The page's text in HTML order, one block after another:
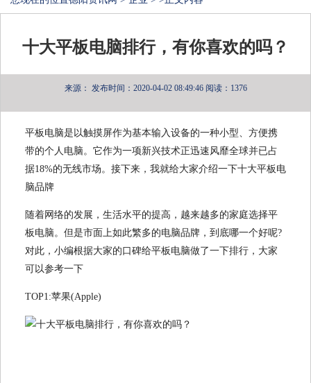
十大平板电脑排行，有你喜欢的吗？
来源： 发布时间：2020-04-02 08:49:46 阅读：1376
平板电脑是以触摸屏作为基本输入设备的一种小型、方便携
带的个人电脑。它作为一项新兴技术正迅速风靡全球并已占
据18%的无线市场。接下来，我就给大家介绍一下十大平板电
脑品牌
随着网络的发展，生活水平的提高，越来越多的家庭选择平
板电脑。但是市面上如此繁多的电脑品牌，到底哪一个好呢?
对此，小编根据大家的口碑给平板电脑做了一下排行，大家
可以参考一下
TOP1:苹果(Apple)